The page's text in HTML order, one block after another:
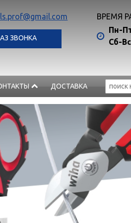
ЗВОНКА
ВРЕМЯ
Пн-
Сб-
ДОСТАВКА